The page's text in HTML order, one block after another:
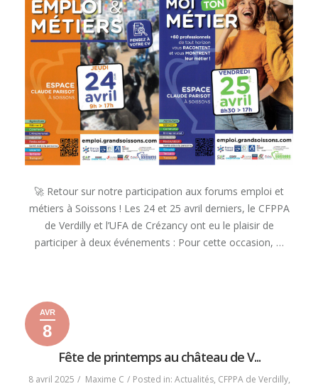
métiers
–
Soissons
🚀 Retour sur notre participation aux forums emploi et
métiers à Soissons ! Les 24 et 25 avril derniers, le CFPPA
de Verdilly et l’UFA de Crézancy ont eu le plaisir de
participer à deux événements : Pour cette occasion, …
8
avril
2025
8
avril
2025
AVR
82025
Fête de printemps au château de V...
8 avril 2025 Maxime C Posted in: Actualités, CFPPA de Verdilly,